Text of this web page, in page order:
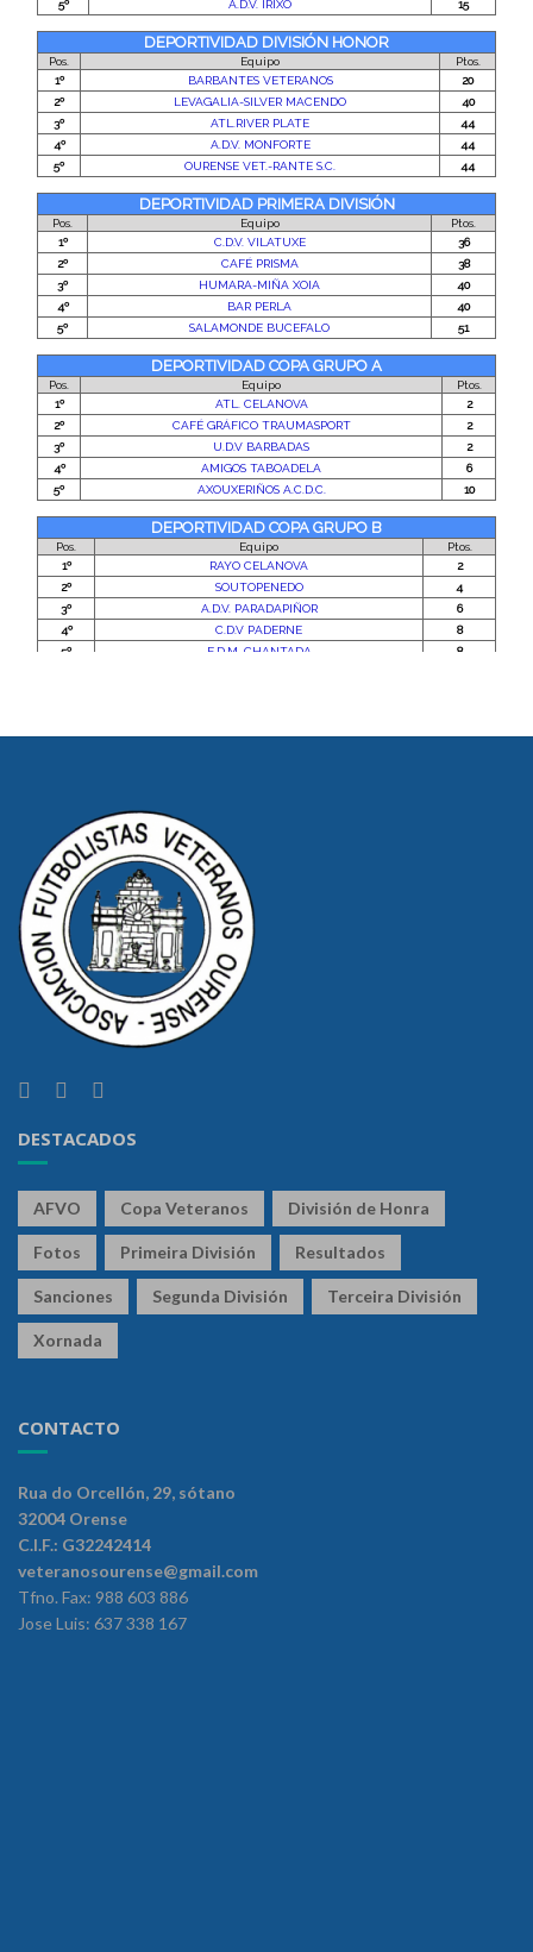
DESTACADOS
AFVO Copa Veteranos División de Honra
Fotos Primeira División Resultados
Sanciones Segunda División Terceira División
Xornada
CONTACTO
Rua do Orcellón, 29, sótano
32004 Orense
C.I.F.: G32242414
veteranosourense@gmail.com
Tfno. Fax: 988 603 886
Jose Luis: 637 338 167